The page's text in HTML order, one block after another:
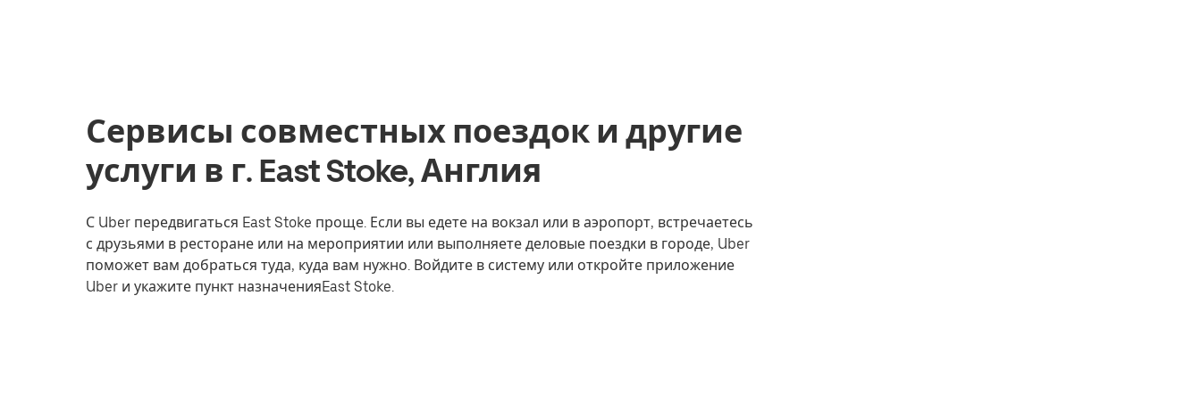
Сервисы совместных поездок и другие
услуги в г. East Stoke, Англия
С Uber передвигаться East Stoke проще. Если вы едете на вокзал или в аэропорт, встречаетесь
с друзьями в ресторане или на мероприятии или выполняете деловые поездки в городе, Uber
поможет вам добраться туда, куда вам нужно. Войдите в систему или откройте приложение
Uber и укажите пункт назначенияEast Stoke.